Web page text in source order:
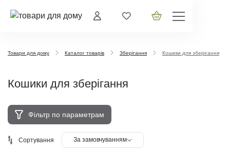
Товари для дому Каталог товарів Зберігання Кошики для зберігання
Кошики для зберігання
Фільтр по параметрам
Сортування За замовчуванням